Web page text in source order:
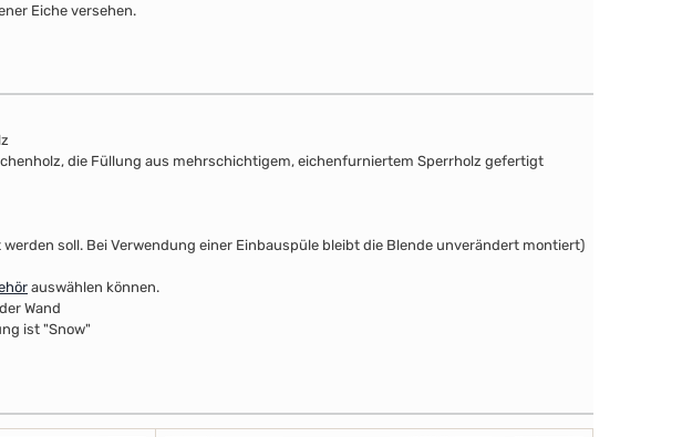
Eiche versehen.
die Füllung aus mehrschichtigem, eichenfurniertem Sperrholz gefertigt
soll. Bei Verwendung einer Einbauspüle bleibt die Blende unverändert montiert)
auswählen können.
Wand
ist "Snow"